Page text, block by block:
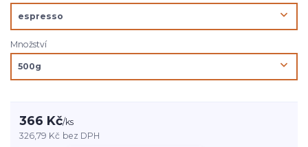
Množství
366 Kč/ks
326,79 Kč bez DPH